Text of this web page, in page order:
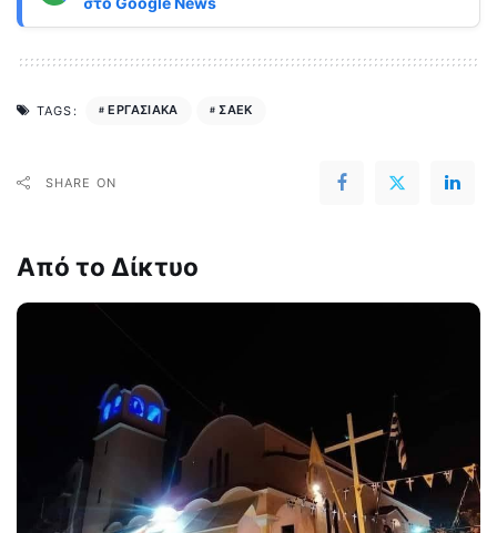
TAGS: ΕΡΓΑΣΙΑΚΑ ΣΑΕΚ
SHARE ON
Από το Δίκτυο